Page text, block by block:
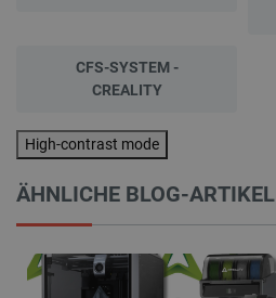
CFS-SYSTEM -
CREALITY
High-contrast mode
ÄHNLICHE BLOG-ARTIKEL